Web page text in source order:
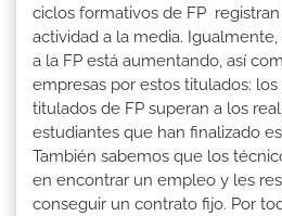
ciclos formativos de FP
actividad a la media.
a la FP está aumentando, así
empresas por estos titulados:
titulados de FP superan a los
estudiantes que han finalizado
También sabemos que los
en encontrar un empleo y les
conseguir un contrato fijo. Por